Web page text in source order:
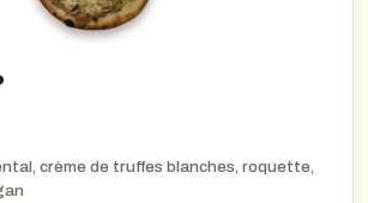
crème de truffes blanches, roquette,